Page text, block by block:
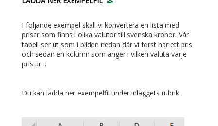
I följande exempel skall vi konvertera en lista med
priser som finns i olika valutor till svenska kronor. Vår
tabell ser ut som i bilden nedan där vi först har ett pris
och sedan en kolumn som anger i vilken valuta varje
pris är i.
Du kan ladda ner exempelfil under inläggets rubrik.